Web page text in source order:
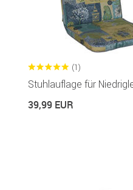
(1)
Stuhlauflage für
39,99 EUR